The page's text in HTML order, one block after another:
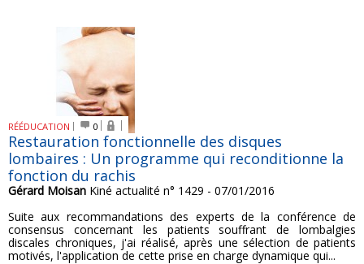
RÉÉDUCATION 0
Restauration fonctionnelle des disques
lombaires : Un programme qui reconditionne la
fonction du rachis
Gérard Moisan Kiné actualité n° 1429 - 07/01/2016
Suite aux recommandations des experts de la conférence de
consensus concernant les patients souffrant de lombalgies
discales chroniques, j'ai réalisé, après une sélection de patients
motivés, l'application de cette prise en charge dynamique qui...